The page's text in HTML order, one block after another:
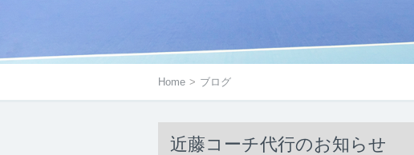
Home > ブログ
近藤コーチ代行のお知らせ